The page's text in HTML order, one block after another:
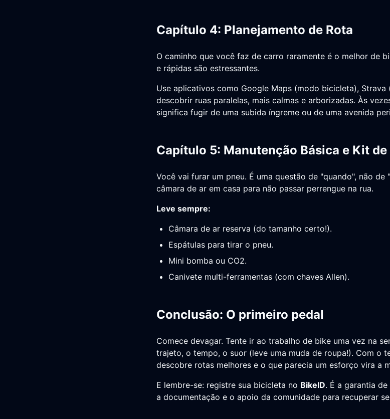
Capítulo 4: Planejamento de Rota
O caminho que você faz de carro raramente é o melhor de
e rápidas são estressantes.
Use aplicativos como Google Maps (modo bicicleta),
descobrir ruas paralelas, mais calmas e arborizadas. Às
significa fugir de uma subida íngreme ou de uma avenida
Capítulo 5: Manutenção Básica e Kit
Você vai furar um pneu. É uma questão de "quando", não de
câmara de ar em casa para não passar perrengue na rua.
Leve sempre:
Câmara de ar reserva (do tamanho certo!).
Espátulas para tirar o pneu.
Mini bomba ou CO2.
Canivete multi-ferramentas (com chaves Allen).
Conclusão: O primeiro pedal
Comece devagar. Tente ir ao trabalho de bike uma vez na
trajeto, o tempo, o suor (leve uma muda de roupa!). Com o
descobre rotas melhores e o que parecia um esforço vira a
E lembre-se: registre sua bicicleta no BikeID. É a garantia
a documentação e o apoio da comunidade para recuperar